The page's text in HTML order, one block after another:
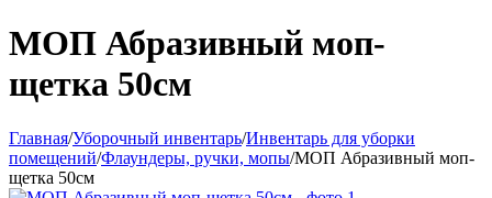
МОП Абразивный моп-
щетка 50см
Главная/Уборочный инвентарь/Инвентарь для уборки
помещений/Флаундеры, ручки, мопы/МОП Абразивный моп-
щетка 50см